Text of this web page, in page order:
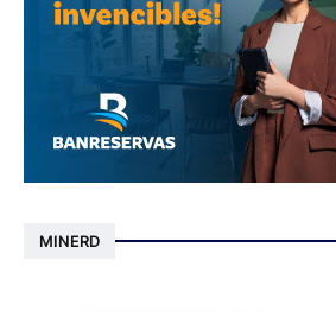
MINERD